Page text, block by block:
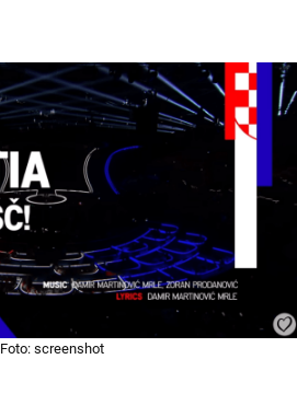
Foto: screenshot